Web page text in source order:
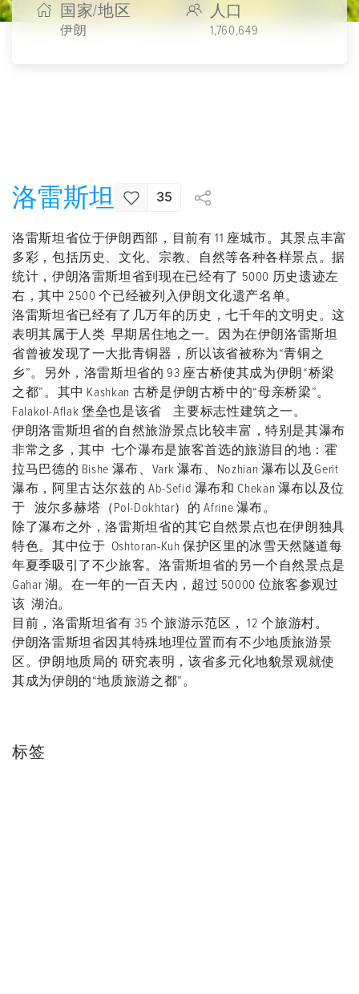
国家/地区
伊朗
人口
1,760,649
洛雷斯坦 35
洛雷斯坦省位于伊朗西部，目前有 11 座城市。其景点丰富
多彩，包括历史、文化、宗教、自然等各种各样景点。据
统计，伊朗洛雷斯坦省到现在已经有了 5000 历史遗迹左
右，其中 2500 个已经被列入伊朗文化遗产名单。
洛雷斯坦省已经有了几万年的历史，七千年的文明史。这
表明其属于人类 早期居住地之一。因为在伊朗洛雷斯坦
省曾被发现了一大批青铜器，所以该省被称为“青铜之
乡”。另外，洛雷斯坦省的 93 座古桥使其成为伊朗“桥梁
之都”。其中 Kashkan 古桥是伊朗古桥中的“母亲桥梁”。
Falakol-Aflak 堡垒也是该省 主要标志性建筑之一。
伊朗洛雷斯坦省的自然旅游景点比较丰富，特别是其瀑布
非常之多，其中 七个瀑布是旅客首选的旅游目的地：霍
拉马巴德的 Bishe 瀑布、Vark 瀑布、Nozhian 瀑布以及Gerit
瀑布，阿里古达尔兹的 Ab-Sefid 瀑布和 Chekan 瀑布以及位
于 波尔多赫塔（Pol-Dokhtar）的 Afrine 瀑布。
除了瀑布之外，洛雷斯坦省的其它自然景点也在伊朗独具
特色。其中位于 Oshtoran-Kuh 保护区里的冰雪天然隧道每
年夏季吸引了不少旅客。洛雷斯坦省的另一个自然景点是
Gahar 湖。在一年的一百天内，超过 50000 位旅客参观过
该 湖泊。
目前，洛雷斯坦省有 35 个旅游示范区， 12 个旅游村。
伊朗洛雷斯坦省因其特殊地理位置而有不少地质旅游景
区。伊朗地质局的 研究表明，该省多元化地貌景观就使
其成为伊朗的“地质旅游之都”。
标签